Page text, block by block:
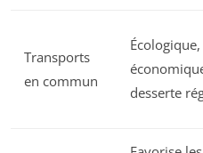
Transports
en commun
Écologique,
desserte